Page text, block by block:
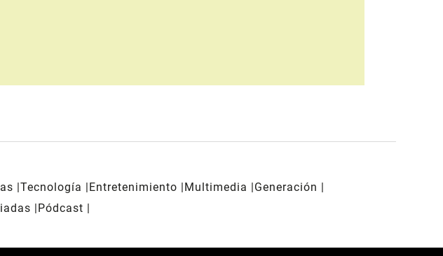
Tecnología Entretenimiento Multimedia
Generación
Pódcast